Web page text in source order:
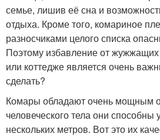
семье, лишив её сна и
отдыха. Кроме того, комариное
разносчиками целого списка
Поэтому избавление от жужжащих
или коттедже является очень
сделать?
Комары обладают очень мощным
человеческого тела они способны
нескольких метров. Вот это их